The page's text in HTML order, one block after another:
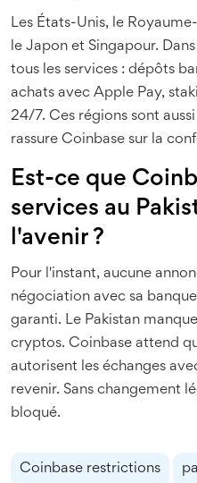
Les États-Unis, le
le Japon et Singapour.
tous les services : dépôts
achats avec Apple Pay,
24/7. Ces régions sont
rassure Coinbase sur la
Est-ce que
services au
l'avenir ?
Pour l'instant, aucune
négociation avec sa
garanti. Le Pakistan
cryptos. Coinbase attend
autorisent les échanges
revenir. Sans changement
bloqué.
Coinbase restrictions